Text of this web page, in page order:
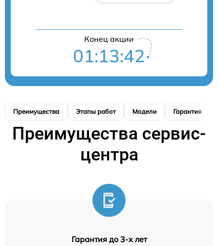
Конец акции
01:13:41
Преимущества Этапы работ Модели Гарантия
Преимущества сервис-
центра
Гарантия до 3-х лет